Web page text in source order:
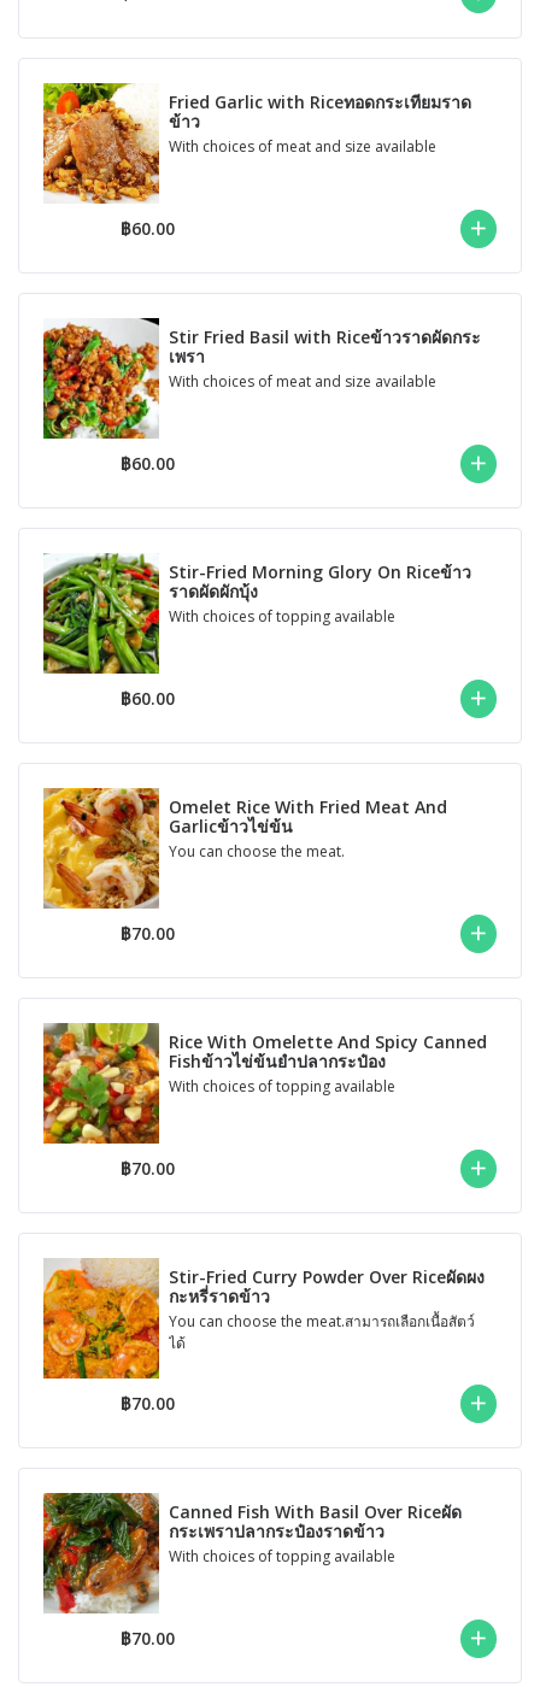
Fried Garlic with Riceทอดกระเทียมราด
ข้าว
With choices of meat and size available
฿60.00
Stir Fried Basil with Riceข้าวราดผัดกระ
เพรา
With choices of meat and size available
฿60.00
Stir-Fried Morning Glory On Riceข้าว
ราดผัดผักบุ้ง
With choices of topping available
฿60.00
Omelet Rice With Fried Meat And
Garlicข้าวไข่ข้น
You can choose the meat.
฿70.00
Rice With Omelette And Spicy Canned
Fishข้าวไข่ข้นยําปลากระป๋อง
With choices of topping available
฿70.00
Stir-Fried Curry Powder Over Riceผัดผง
กะหรี่ราดข้าว
You can choose the meat.สามารถเลือกเนื้อสัตว์
ได้
฿70.00
Canned Fish With Basil Over Riceผัด
กระเพราปลากระป๋องราดข้าว
With choices of topping available
฿70.00